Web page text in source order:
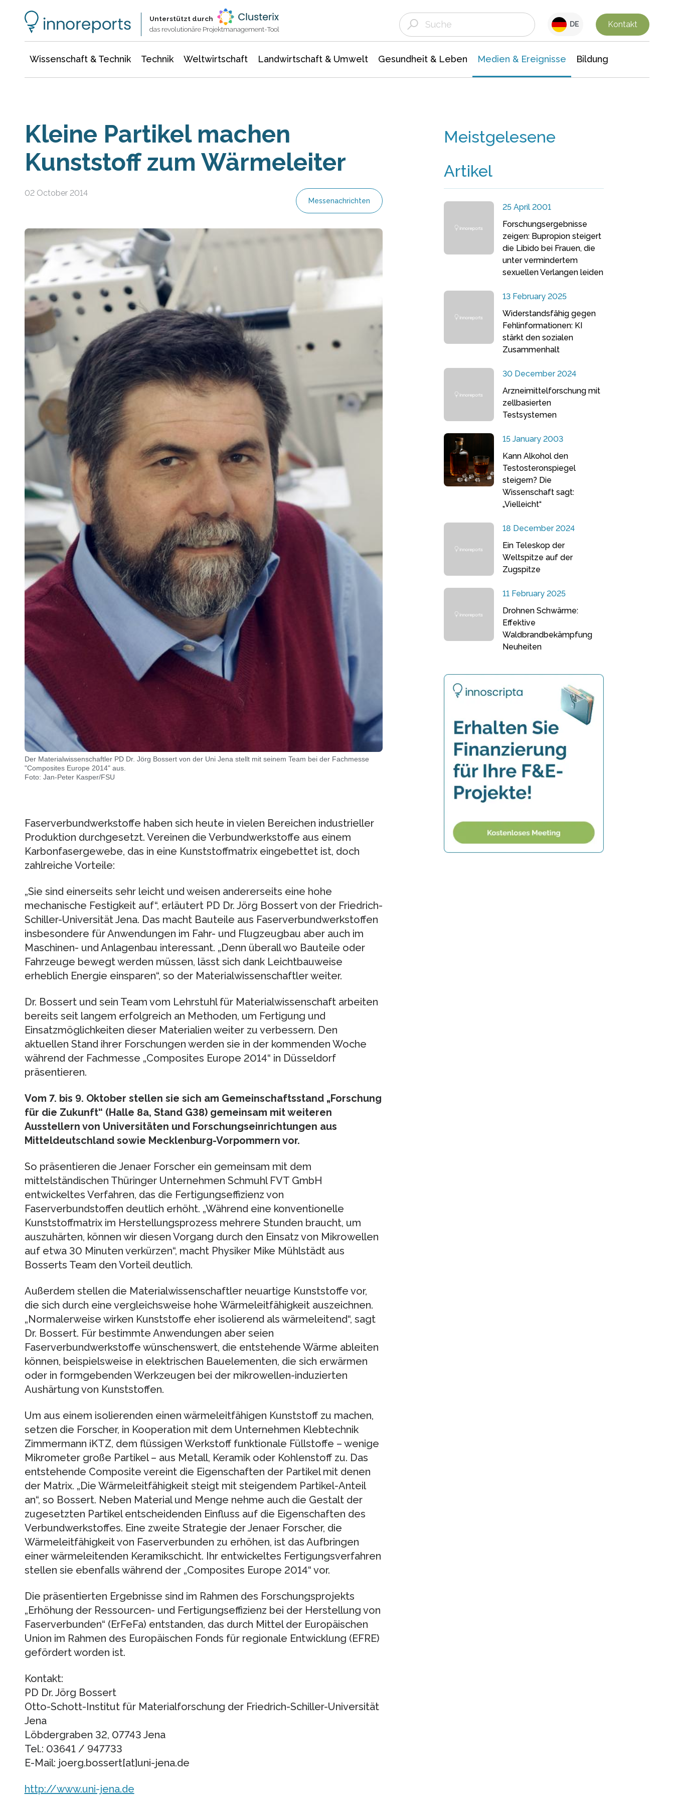
Unterstützt durch
das revolutionäre Projektmanagement-Tool
DE Kontakt
Wissenschaft & Technik Technik Weltwirtschaft Landwirtschaft & Umwelt Gesundheit & Leben Medien & Ereignisse Bildung
Kleine Partikel machen
Kunststoff zum Wärmeleiter
02 October 2014
Messenachrichten
Der Materialwissenschaftler PD Dr. Jörg Bossert von der Uni Jena stellt mit seinem Team bei der Fachmesse
"Composites Europe 2014" aus.
Foto: Jan-Peter Kasper/FSU
Faserverbundwerkstoffe haben sich heute in vielen Bereichen industrieller
Produktion durchgesetzt. Vereinen die Verbundwerkstoffe aus einem
Karbonfasergewebe, das in eine Kunststoffmatrix eingebettet ist, doch
zahlreiche Vorteile:
„Sie sind einerseits sehr leicht und weisen andererseits eine hohe
mechanische Festigkeit auf“, erläutert PD Dr. Jörg Bossert von der Friedrich-
Schiller-Universität Jena. Das macht Bauteile aus Faserverbundwerkstoffen
insbesondere für Anwendungen im Fahr- und Flugzeugbau aber auch im
Maschinen- und Anlagenbau interessant. „Denn überall wo Bauteile oder
Fahrzeuge bewegt werden müssen, lässt sich dank Leichtbauweise
erheblich Energie einsparen“, so der Materialwissenschaftler weiter.
Dr. Bossert und sein Team vom Lehrstuhl für Materialwissenschaft arbeiten
bereits seit langem erfolgreich an Methoden, um Fertigung und
Einsatzmöglichkeiten dieser Materialien weiter zu verbessern. Den
aktuellen Stand ihrer Forschungen werden sie in der kommenden Woche
während der Fachmesse „Composites Europe 2014“ in Düsseldorf
präsentieren.
Vom 7. bis 9. Oktober stellen sie sich am Gemeinschaftsstand „Forschung
für die Zukunft“ (Halle 8a, Stand G38) gemeinsam mit weiteren
Ausstellern von Universitäten und Forschungseinrichtungen aus
Mitteldeutschland sowie Mecklenburg-Vorpommern vor.
So präsentieren die Jenaer Forscher ein gemeinsam mit dem
mittelständischen Thüringer Unternehmen Schmuhl FVT GmbH
entwickeltes Verfahren, das die Fertigungseffizienz von
Faserverbundstoffen deutlich erhöht. „Während eine konventionelle
Kunststoffmatrix im Herstellungsprozess mehrere Stunden braucht, um
auszuhärten, können wir diesen Vorgang durch den Einsatz von Mikrowellen
auf etwa 30 Minuten verkürzen“, macht Physiker Mike Mühlstädt aus
Bosserts Team den Vorteil deutlich.
Außerdem stellen die Materialwissenschaftler neuartige Kunststoffe vor,
die sich durch eine vergleichsweise hohe Wärmeleitfähigkeit auszeichnen.
„Normalerweise wirken Kunststoffe eher isolierend als wärmeleitend“, sagt
Dr. Bossert. Für bestimmte Anwendungen aber seien
Faserverbundwerkstoffe wünschenswert, die entstehende Wärme ableiten
können, beispielsweise in elektrischen Bauelementen, die sich erwärmen
oder in formgebenden Werkzeugen bei der mikrowellen-induzierten
Aushärtung von Kunststoffen.
Um aus einem isolierenden einen wärmeleitfähigen Kunststoff zu machen,
setzen die Forscher, in Kooperation mit dem Unternehmen Klebtechnik
Zimmermann iKTZ, dem flüssigen Werkstoff funktionale Füllstoffe – wenige
Mikrometer große Partikel – aus Metall, Keramik oder Kohlenstoff zu. Das
entstehende Composite vereint die Eigenschaften der Partikel mit denen
der Matrix. „Die Wärmeleitfähigkeit steigt mit steigendem Partikel-Anteil
an“, so Bossert. Neben Material und Menge nehme auch die Gestalt der
zugesetzten Partikel entscheidenden Einfluss auf die Eigenschaften des
Verbundwerkstoffes. Eine zweite Strategie der Jenaer Forscher, die
Wärmeleitfähigkeit von Faserverbunden zu erhöhen, ist das Aufbringen
einer wärmeleitenden Keramikschicht. Ihr entwickeltes Fertigungsverfahren
stellen sie ebenfalls während der „Composites Europe 2014“ vor.
Die präsentierten Ergebnisse sind im Rahmen des Forschungsprojekts
„Erhöhung der Ressourcen- und Fertigungseffizienz bei der Herstellung von
Faserverbunden“ (ErFeFa) entstanden, das durch Mittel der Europäischen
Union im Rahmen des Europäischen Fonds für regionale Entwicklung (EFRE)
gefördert worden ist.
Kontakt:
PD Dr. Jörg Bossert
Otto-Schott-Institut für Materialforschung der Friedrich-Schiller-Universität
Jena
Löbdergraben 32, 07743 Jena
Tel.: 03641 / 947733
E-Mail: joerg.bossert[at]uni-jena.de
http://www.uni-jena.de
Meistgelesene
Artikel
25 April 2001
Forschungsergebnisse
zeigen: Bupropion steigert
die Libido bei Frauen, die
unter vermindertem
sexuellen Verlangen leiden
13 February 2025
Widerstandsfähig gegen
Fehlinformationen: KI
stärkt den sozialen
Zusammenhalt
30 December 2024
Arzneimittelforschung mit
zellbasierten
Testsystemen
15 January 2003
Kann Alkohol den
Testosteronspiegel
steigern? Die
Wissenschaft sagt:
„Vielleicht“
18 December 2024
Ein Teleskop der
Weltspitze auf der
Zugspitze
11 February 2025
Drohnen Schwärme:
Effektive
Waldbrandbekämpfung
Neuheiten